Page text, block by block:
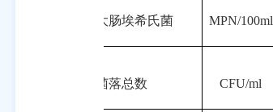
大肠埃希氏菌 MPN/100ml
菌落总数 CFU/ml